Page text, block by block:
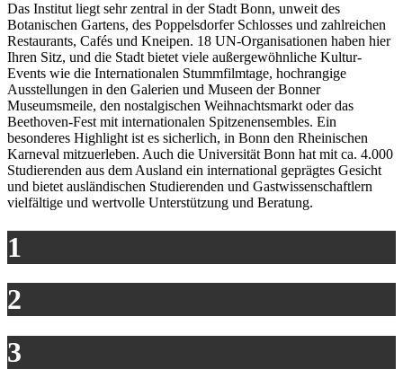
Das Institut liegt sehr zentral in der Stadt Bonn, unweit des
Botanischen Gartens, des Poppelsdorfer Schlosses und zahlreichen
Restaurants, Cafés und Kneipen. 18 UN-Organisationen haben hier
Ihren Sitz, und die Stadt bietet viele außergewöhnliche Kultur-
Events wie die Internationalen Stummfilmtage, hochrangige
Ausstellungen in den Galerien und Museen der Bonner
Museumsmeile, den nostalgischen Weihnachtsmarkt oder das
Beethoven-Fest mit internationalen Spitzenensembles. Ein
besonderes Highlight ist es sicherlich, in Bonn den Rheinischen
Karneval mitzuerleben. Auch die Universität Bonn hat mit ca. 4.000
Studierenden aus dem Ausland ein international geprägtes Gesicht
und bietet ausländischen Studierenden und Gastwissenschaftlern
vielfältige und wertvolle Unterstützung und Beratung.
1
2
3